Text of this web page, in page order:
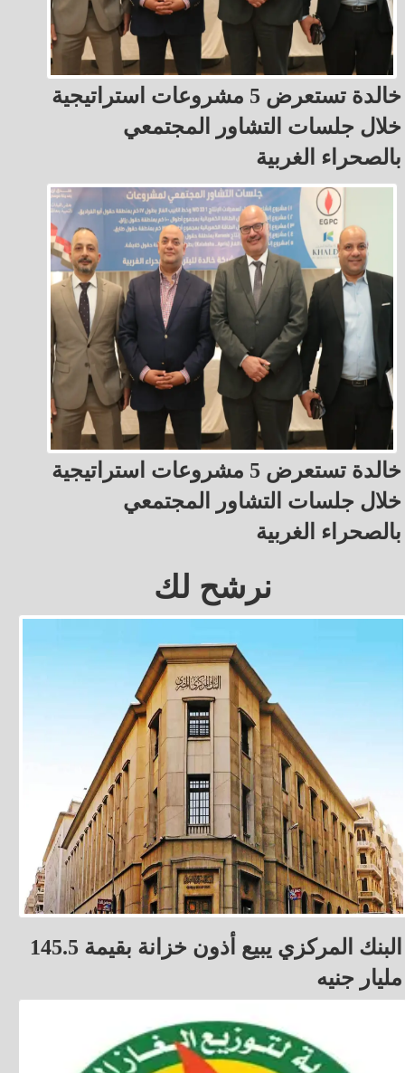
خالدة تستعرض 5 مشروعات استراتيجية
خلال جلسات التشاور المجتمعي
بالصحراء الغربية
خالدة تستعرض 5 مشروعات استراتيجية
خلال جلسات التشاور المجتمعي
بالصحراء الغربية
نرشح لك
البنك المركزي يبيع أذون خزانة بقيمة 145.5
مليار جنيه